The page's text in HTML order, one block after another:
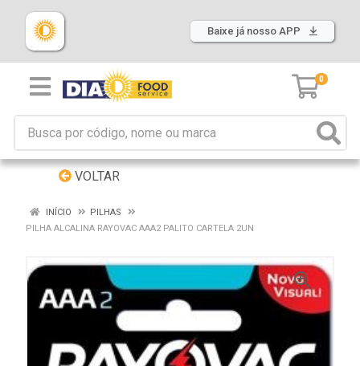
Baixe já nosso APP
0
VOLTAR
INÍCIO
PILHAS
PILHA ALCALINA RAYOVAC AAA2 PALITO CARTELA 2UN